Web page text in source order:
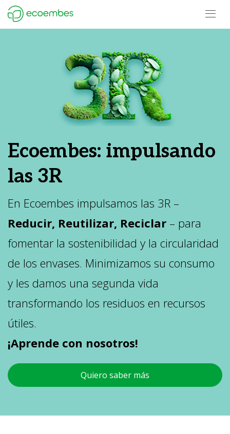
Ecoembes Reduce Reutiliza y Recicla
Open
Ecoembes: impulsando
las 3R
En Ecoembes impulsamos las 3R –
Reducir, Reutilizar, Reciclar – para
fomentar la sostenibilidad y la circularidad
de los envases. Minimizamos su consumo
y les damos una segunda vida
transformando los residuos en recursos
útiles.
¡Aprende con nosotros!
Quiero saber más